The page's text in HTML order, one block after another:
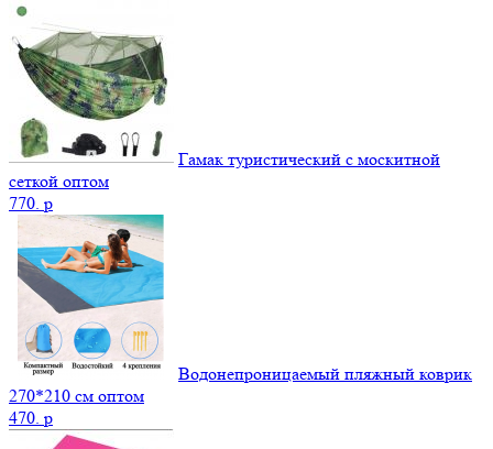
Гамак туристический с москитной
сеткой оптом
770. p
Водонепроницаемый пляжный коврик
270*210 см оптом
470. p